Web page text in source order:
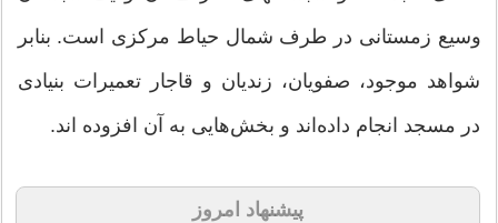
وسیع‎ زمستانی‎ در طرف‎ شمال‎ حیاط مرکزی است. بنابر
شواهد موجود، صفویان، زندیان و قاجار تعمیرات بنیادی
در مسجد انجام داده‌اند و بخش‌هایی به آن افزوده اند.
پیشنهاد امروز